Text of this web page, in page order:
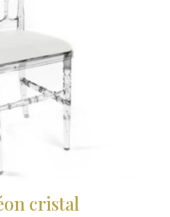
cristal